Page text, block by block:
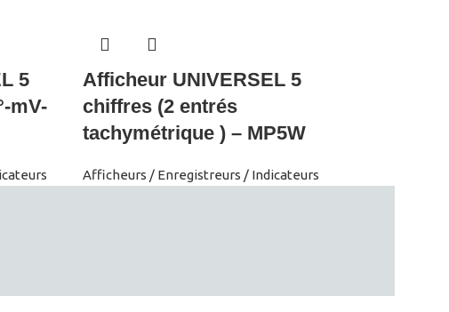
5
mV-
Afficheur UNIVERSEL 5
chiffres (2 entrés
tachymétrique ) – MP5W
Afficheurs / Enregistreurs / Indicateurs